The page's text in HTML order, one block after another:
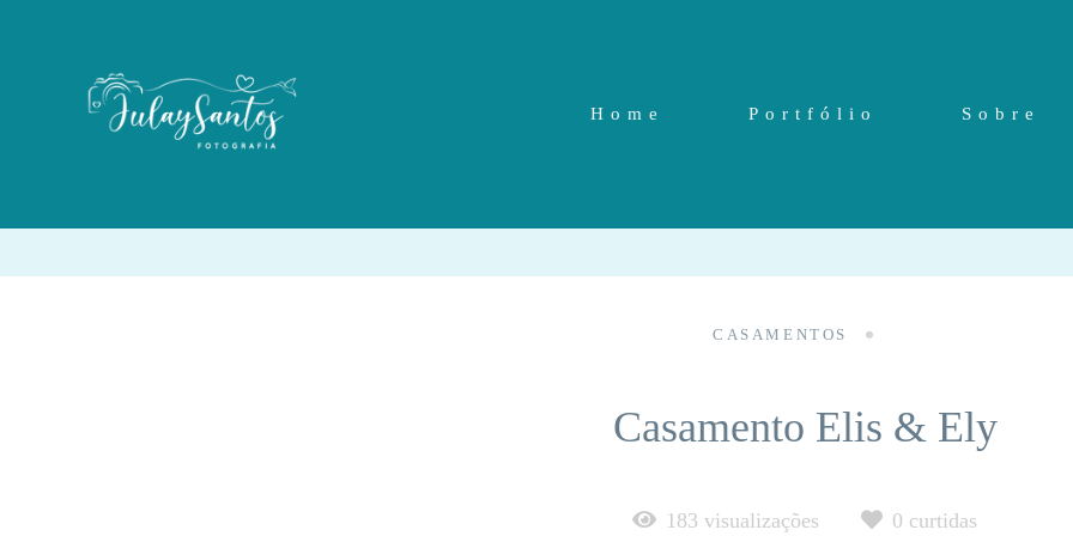
Home Portfólio Sobre
CASAMENTOS
Casamento Elis & Ely
183 visualizações 0 curtidas